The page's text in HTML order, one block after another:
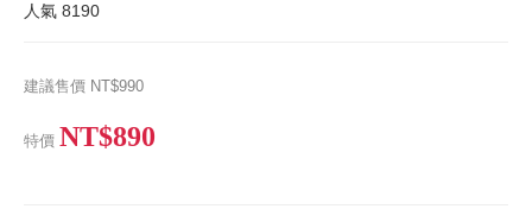
人氣 8190
建議售價 NT$990
特價 NT$890